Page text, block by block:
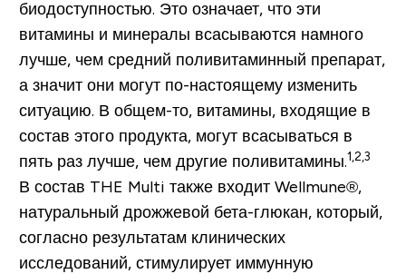
биодоступностью. Это означает, что эти
витамины и минералы всасываются намного
лучше, чем средний поливитаминный препарат,
а значит они могут по-настоящему изменить
ситуацию. В общем-то, витамины, входящие в
состав этого продукта, могут всасываться в
пять раз лучше, чем другие поливитамины.1,2,3
В состав THE Multi также входит Wellmune®,
натуральный дрожжевой бета-глюкан, который,
согласно результатам клинических
исследований, стимулирует иммунную